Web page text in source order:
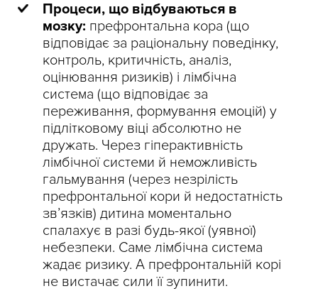
Процеси, що відбуваються в
мозку: префронтальна кора (що
відповідає за раціональну поведінку,
контроль, критичність, аналіз,
оцінювання ризиків) і лімбічна
система (що відповідає за
переживання, формування емоцій) у
підлітковому віці абсолютно не
дружать. Через гіперактивність
лімбічної системи й неможливість
гальмування (через незрілість
префронтальної кори й недостатність
зв’язків) дитина моментально
спалахує в разі будь-якої (уявної)
небезпеки. Саме лімбічна система
жадає ризику. А префронтальній корі
не вистачає сили її зупинити.